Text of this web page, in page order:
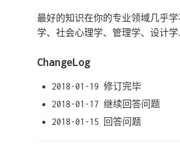
最好的知识在你的专业领域几乎
学、社会心理学、管理学、设计学
ChangeLog
2018-01-19 修订完毕
2018-01-17 继续回答问题
2018-01-15 回答问题